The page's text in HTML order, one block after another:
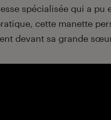
spécialisée qui a pu
cette manette
devant sa grande